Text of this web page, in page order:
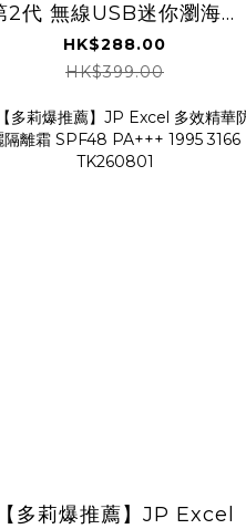
2代 無線USB迷你瀏海捲
髮梳 可拆電 4981
TK260806
HK$288.00
HK$399.00
【多莉爆推薦】JP Excel